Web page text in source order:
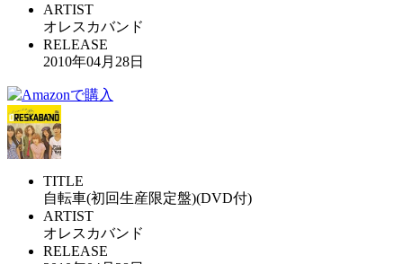
ARTIST
オレスカバンド
RELEASE
2010年04月28日
TITLE
自転車(初回生産限定盤)(DVD付)
ARTIST
オレスカバンド
RELEASE